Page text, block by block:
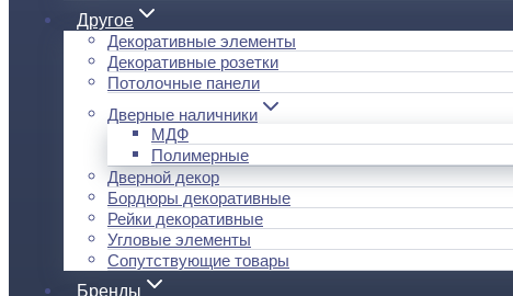
Другое
Декоративные элементы
Декоративные розетки
Потолочные панели
Дверные наличники
МДФ
Полимерные
Дверной декор
Бордюры декоративные
Рейки декоративные
Угловые элементы
Сопутствующие товары
Бренды